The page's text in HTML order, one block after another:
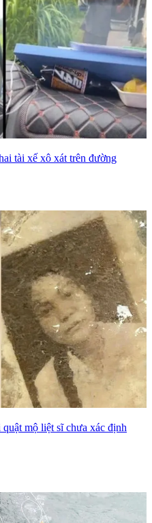
tài xế xô xát trên đường
mộ liệt sĩ chưa xác định